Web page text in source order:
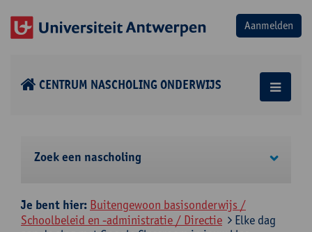
CENTRUM NASCHOLING ONDERWIJS
Zoek een nascholing
Je bent hier: Buitengewoon basisonderwijs /
Schoolbeleid en -administratie / Directie
Elke dag